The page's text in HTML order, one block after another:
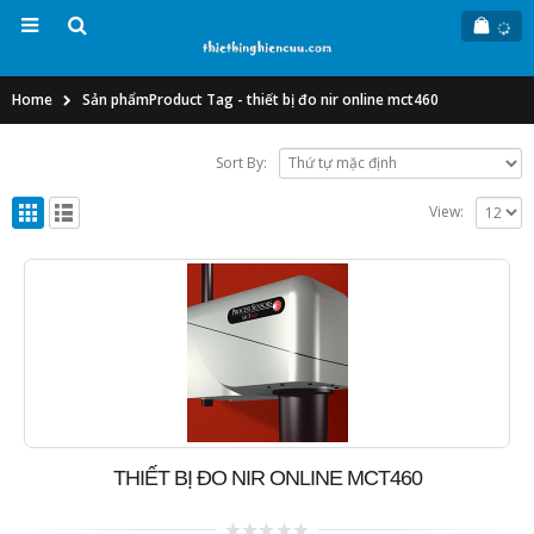
Home Sản phẩmProduct Tag -thiết bị đo nir online mct460
Sort By:
View:
THIẾT BỊ ĐO NIR ONLINE MCT460